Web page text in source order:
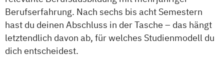
Berufserfahrung. Nach sechs bis acht Semestern
hast du deinen Abschluss in der Tasche – das hängt
letztendlich davon ab, für welches Studienmodell du
dich entscheidest.